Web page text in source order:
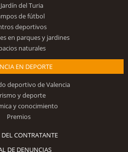
Jardín del Turia
de fútbol
deportivos
en parques y jardines
naturales
EN DEPORTE
deportivo de Valencia
y deporte
y conocimiento
Premios
DEL CONTRATANTE
DE DENUNCIAS